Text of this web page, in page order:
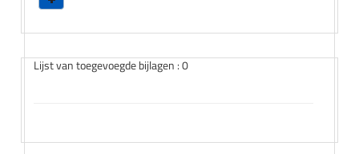
Lijst van toegevoegde bijlagen : 0